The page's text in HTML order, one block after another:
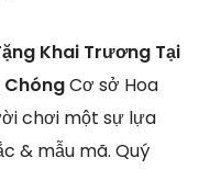
Khai Trương Tại
ChóngCơ sở Hoa
chơi một sự lựa
& mẫu mã. Quý